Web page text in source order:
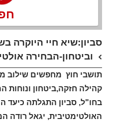
סביון:שיא חיי היוקרה
וביטחון-הבחירה
תושבי חוץ מחפשים שילוב
קהילה חזקה,ביטחון ונוחות
בחו"ל, סביון התגלתה כיעד
האולטימטיבית, יגאל רודה